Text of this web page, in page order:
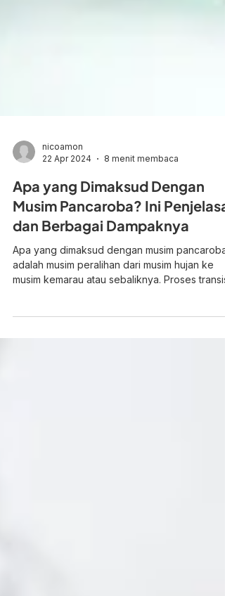
nicoamon
22 Apr 2024
8 menit membaca
Apa yang Dimaksud Dengan
Musim Pancaroba? Ini
dan Berbagai Dampaknya
Apa yang dimaksud dengan musim pancaroba
musim kemarau atau sebaliknya. Proses transisi